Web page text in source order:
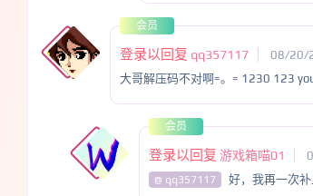
会员
登录以回复 qq357117
08/20/
大哥解压码不对啊=。= 1230 123
会员
登录以回复 游戏箱喵01
@ qq357117 好，我再一次